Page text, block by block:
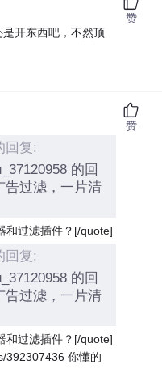
开东西吧，不然顶
赞
回复:
的回
告过滤，一片清
和过滤插件？[/quote]
回复:
的回
告过滤，一片清
和过滤插件？[/quote]
392307436 你懂的
赞